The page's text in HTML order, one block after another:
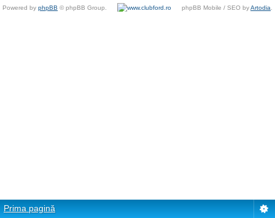
Powered by phpBB © phpBB Group. phpBB Mobile / SEO byArtodia
Prima pagină